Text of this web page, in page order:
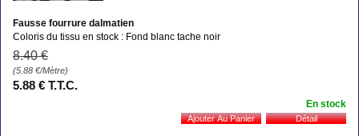
Fausse fourrure dalmatien
Coloris du tissu en stock : Fond blanc tache noir
8.40 €
(5.88 €/Mètre)
5.88 € T.T.C.
En stock